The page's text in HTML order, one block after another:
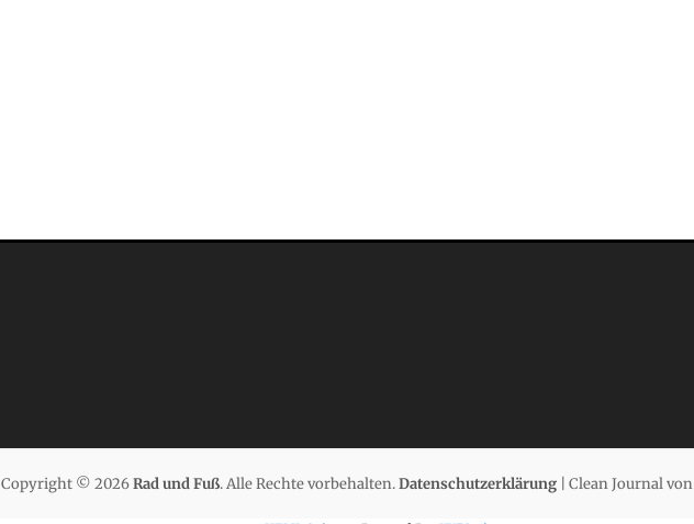
Copyright © 2026Rad und Fuß. Alle Rechte vorbehalten.Datenschutzerklärung| Clean Journal von